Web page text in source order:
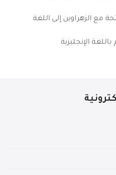
مع الزهراوين إلى اللغة
الإنجليزية